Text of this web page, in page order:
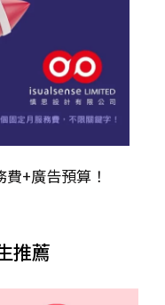
+廣告預算！
推薦